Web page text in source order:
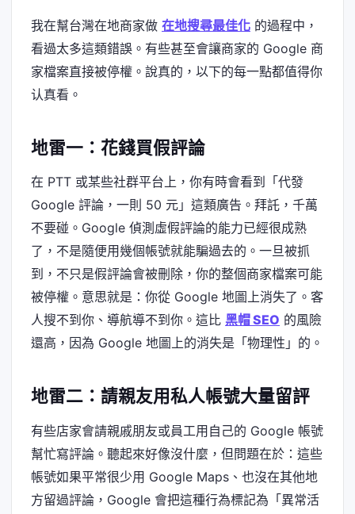
我在幫台灣在地商家做 在地搜尋最佳化 的過程中，
看過太多這類錯誤。有些甚至會讓商家的 Google 商
家檔案直接被停權。說真的，以下的每一點都值得你
认真看。
地雷一：花錢買假評論
在 PTT 或某些社群平台上，你有時會看到「代發
Google 評論，一則 50 元」這類廣告。拜託，千萬
不要碰。Google 偵測虛假評論的能力已經很成熟
了，不是隨便用幾個帳號就能騙過去的。一旦被抓
到，不只是假評論會被刪除，你的整個商家檔案可能
被停權。意思就是：你從 Google 地圖上消失了。客
人搜不到你、導航導不到你。這比 黑帽 SEO 的風險
還高，因為 Google 地圖上的消失是「物理性」的。
地雷二：請親友用私人帳號大量留評
有些店家會請親戚朋友或員工用自己的 Google 帳號
幫忙寫評論。聽起來好像沒什麼，但問題在於：這些
帳號如果平常很少用 Google Maps、也沒在其他地
方留過評論，Google 會把這種行為標記為「異常活